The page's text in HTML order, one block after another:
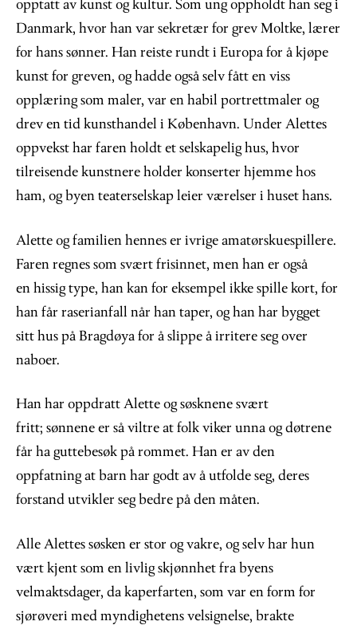
opptatt av kunst og kultur. Som ung oppholdt han seg i
Danmark, hvor han var sekretær for grev Moltke, lærer
for hans sønner. Han reiste rundt i Europa for å kjøpe
kunst for greven, og hadde også selv fått en viss
opplæring som maler, var en habil portrettmaler og
drev en tid kunsthandel i København. Under Alettes
oppvekst har faren holdt et selskapelig hus, hvor
tilreisende kunstnere holder konserter hjemme hos
ham, og byen teaterselskap leier værelser i huset hans.
Alette og familien hennes er ivrige amatørskuespillere.
Faren regnes som svært frisinnet, men han er også
en hissig type, han kan for eksempel ikke spille kort, for
han får raserianfall når han taper, og han har bygget
sitt hus på Bragdøya for å slippe å irritere seg over
naboer.
Han har oppdratt Alette og søsknene svært
fritt; sønnene er så viltre at folk viker unna og døtrene
får ha guttebesøk på rommet. Han er av den
oppfatning at barn har godt av å utfolde seg, deres
forstand utvikler seg bedre på den måten.
Alle Alettes søsken er stor og vakre, og selv har hun
vært kjent som en livlig skjønnhet fra byens
velmaktsdager, da kaperfarten, som var en form for
sjørøveri med myndighetens velsignelse, brakte